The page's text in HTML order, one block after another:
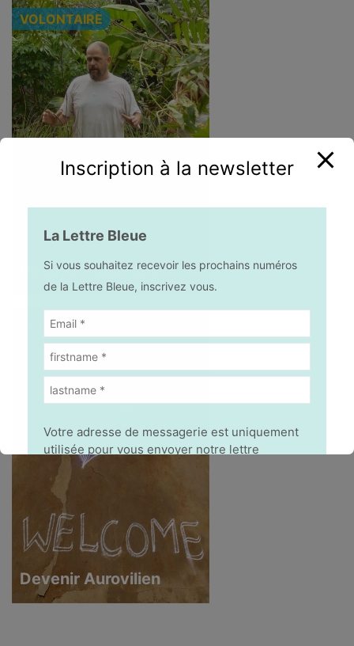
VOLONTAIRE
Devenir volontaire
AUROVILIEN
Devenir Aurovilien
Inscription à la newsletter
La Lettre Bleue
Si vous souhaitez recevoir les prochains numéros
de la Lettre Bleue, inscrivez vous.
Votre adresse de messagerie est uniquement
utilisée pour vous envoyer notre lettre
d'information ainsi que des informations
concernant nos activités. Vous pouvez à tout
moment utiliser le lien de désabonnement
intégré dans chacun de nos mails.